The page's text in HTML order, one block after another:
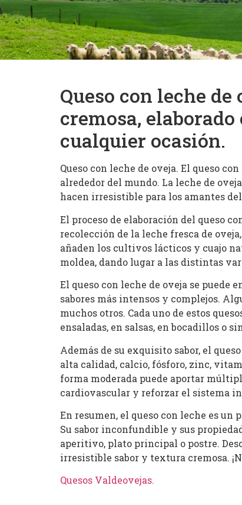
Queso con leche
cremosa,
cualquier ocasión.
Queso con leche de oveja. El queso
alrededor del mundo. La leche de
hacen irresistible para los amantes del
El proceso de elaboración del queso
recolección de la leche fresca de
añaden los cultivos lácticos y cuajo
moldea, dando lugar a las distintas
El queso con leche de oveja se puede
sabores más intensos y complejos.
muchos otros. Cada uno de estos
ensaladas, en salsas, en bocadillos o
Además de su exquisito sabor, el
alta calidad, calcio, fósforo, zinc,
forma moderada puede aportar
cardiovascular y reforzar el sistema
En resumen, el queso con leche es
Su sabor inconfundible y sus
aperitivo, plato principal o postre.
irresistible sabor y textura cremosa.
Quesos Valdeovejas.